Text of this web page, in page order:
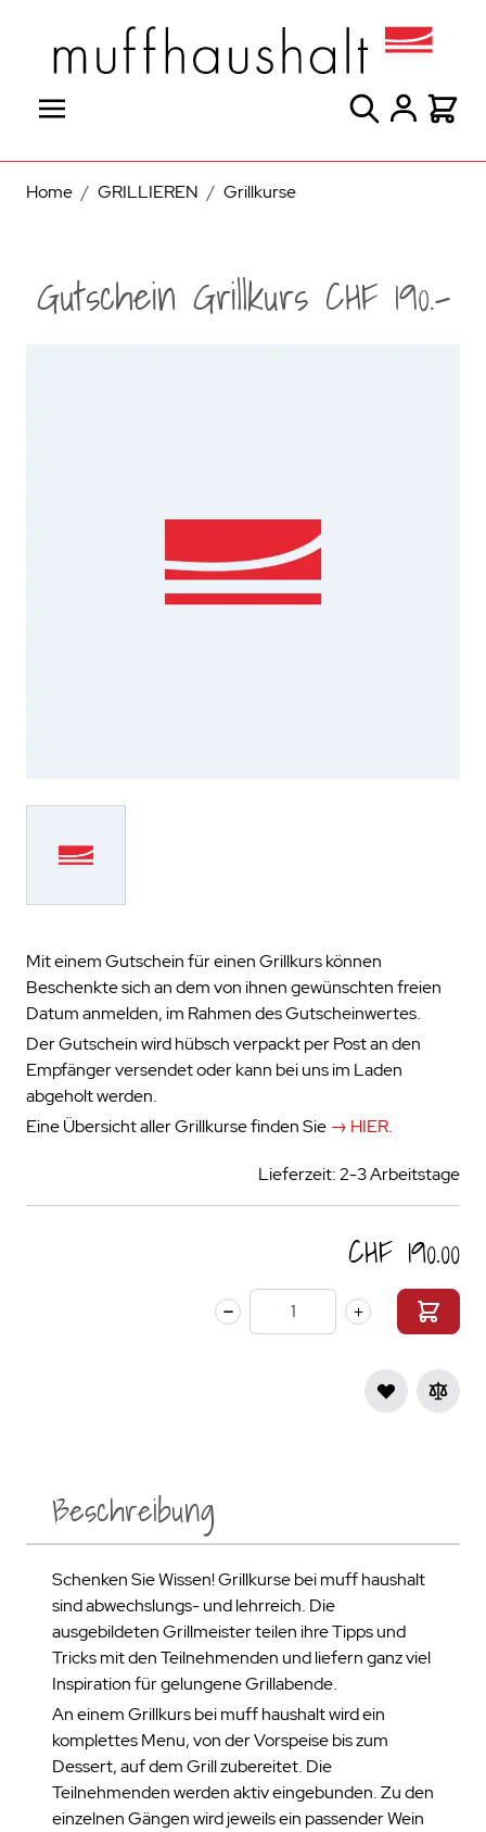
Suche
Home / GRILLIEREN / Grillkurse
Gutschein Grillkurs CHF 190.-
Mit einem Gutschein für einen Grillkurs können
Beschenkte sich an dem von ihnen gewünschten freien
Datum anmelden, im Rahmen des Gutscheinwertes.
Der Gutschein wird hübsch verpackt per Post an den
Empfänger versendet oder kann bei uns im Laden
abgeholt werden.
Eine Übersicht aller Grillkurse finden Sie → HIER.
Lieferzeit: 2-3 Arbeitstage
CHF 190.00
Menge
Beschreibung
Schenken Sie Wissen! Grillkurse bei muff haushalt
sind abwechslungs- und lehrreich. Die
ausgebildeten Grillmeister teilen ihre Tipps und
Tricks mit den Teilnehmenden und liefern ganz viel
Inspiration für gelungene Grillabende.
An einem Grillkurs bei muff haushalt wird ein
komplettes Menu, von der Vorspeise bis zum
Dessert, auf dem Grill zubereitet. Die
Teilnehmenden werden aktiv eingebunden. Zu den
einzelnen Gängen wird jeweils ein passender Wein